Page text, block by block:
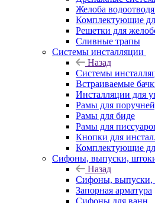
Желоба
Комплектующие
Решетки для
Сливные трапы
Системы инсталляции
Назад
Системы
Встраиваемые
Инсталляции для
Рамы для
Рамы для биде
Рамы для
Кнопки для
Комплектующие
Сифоны, выпуски,
Назад
Сифоны, выпуски,
Запорная арматура
Сифоны для ванн